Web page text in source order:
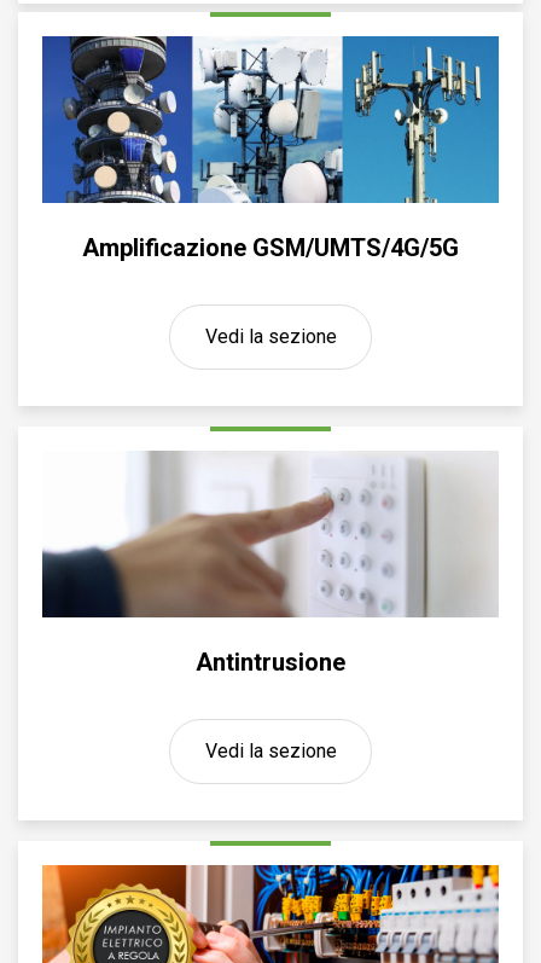
Amplificazione GSM/UMTS/4G/5G
Vedi la sezione
Antintrusione
Vedi la sezione